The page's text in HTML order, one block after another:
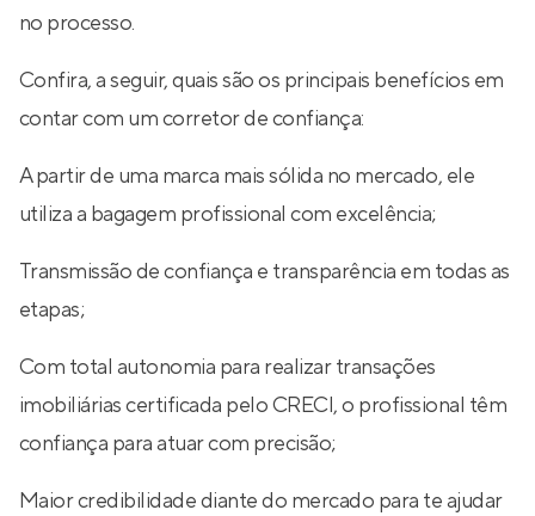
no processo.
Confira, a seguir, quais são os principais benefícios em
contar com um corretor de confiança:
A partir de uma marca mais sólida no mercado, ele
utiliza a bagagem profissional com excelência;
Transmissão de confiança e transparência em todas as
etapas;
Com total autonomia para realizar transações
imobiliárias certificada pelo CRECI, o profissional têm
confiança para atuar com precisão;
Maior credibilidade diante do mercado para te ajudar